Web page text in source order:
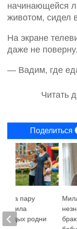
начинающейся
животом, сидел
На экране
даже не
— Вадим, где
Читать
Поделиться
за пару
отдых родни